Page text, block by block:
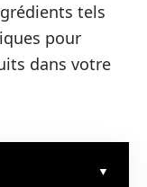
tels
pour
dans votre